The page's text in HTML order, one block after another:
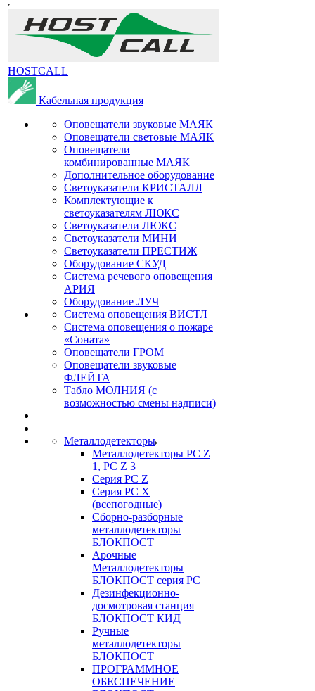
HOSTCALL
Кабельная продукция
Оповещатели звуковые МАЯК
Оповещатели световые МАЯК
Оповещатели
комбинированные МАЯК
Дополнительное оборудование
Светоуказатели КРИСТАЛЛ
Комплектующие к
светоуказателям ЛЮКС
Светоуказатели ЛЮКС
Светоуказатели МИНИ
Светоуказатели ПРЕСТИЖ
Оборудование СКУД
Система речевого оповещения
АРИЯ
Оборудование ЛУЧ
Система оповещения ВИСТЛ
Система оповещения о пожаре
«Соната»
Оповещатели ГРОМ
Оповещатели звуковые
ФЛЕЙТА
Табло МОЛНИЯ (с
возможностью смены надписи)
Металлодетекторы
Металлодетекторы РС Z
1, PC Z 3
Серия РС Z
Серия РС X
(всепогодные)
Сборно-разборные
металлодетекторы
БЛОКПОСТ
Арочные
Металлодетекторы
БЛОКПОСТ серия РС
Дезинфекционно-
досмотровая станция
БЛОКПОСТ КИД
Ручные
металлодетекторы
БЛОКПОСТ
ПРОГРАММНОЕ
ОБЕСПЕЧЕНИЕ